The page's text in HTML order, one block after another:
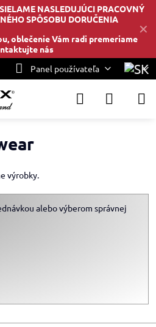
✕
NASLEDUJÚCI PRACOVNÝ
SPÔSOBU DORUČENIA
oblečenie Vám radi premeriame
nás
Panel používateľa
výrobky.
alebo výberom správnej